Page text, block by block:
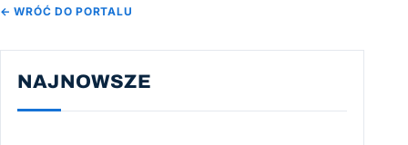
← WRÓĆ DO PORTALU
NAJNOWSZE